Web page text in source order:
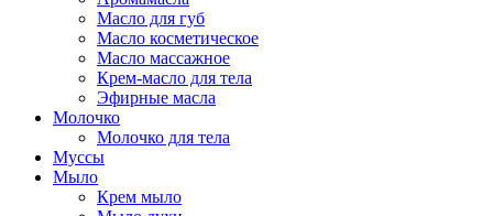
Масло для губ
Масло косметическое
Масло массажное
Крем-масло для тела
Эфирные масла
Молочко
Молочко для тела
Муссы
Мыло
Крем мыло